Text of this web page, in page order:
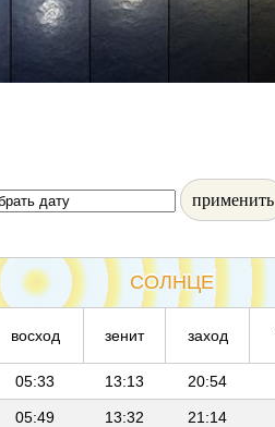
применить
СОЛНЦЕ
восход
зенит заход
05:33 13:13 20:54
05:49 13:32 21:14